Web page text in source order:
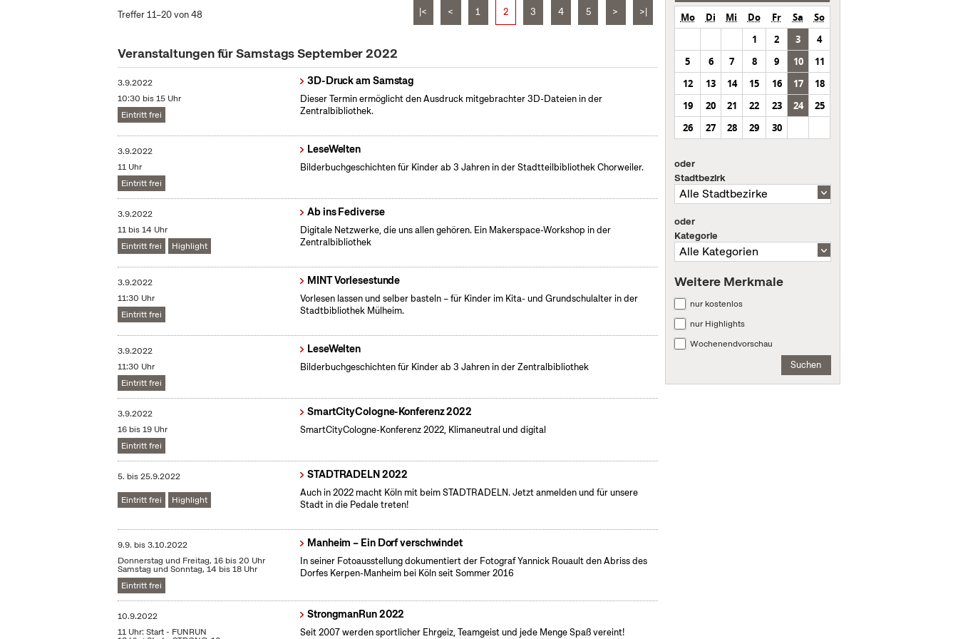
Treffer 11–20 von 48 |< < 1 2 3 4 5 > >|
Veranstaltungen für Samstags September 2022
3.9.2022
10:30 bis 15 Uhr
Eintritt frei
3D-Druck am Samstag
Dieser Termin ermöglicht den Ausdruck mitgebrachter 3D-Dateien in der
Zentralbibliothek.
3.9.2022
11 Uhr
Eintritt frei
LeseWelten
Bilderbuchgeschichten für Kinder ab 3 Jahren in der Stadtteilbibliothek Chorweiler.
3.9.2022
11 bis 14 Uhr
Eintritt frei
Highlight
Ab ins Fediverse
​Digitale Netzwerke, die uns allen gehören. Ein Makerspace-Workshop in der
Zentralbibliothek
3.9.2022
11:30 Uhr
Eintritt frei
MINT Vorlesestunde
Vorlesen lassen und selber basteln – für Kinder im Kita- und Grundschulalter in der
Stadtbibliothek Mülheim.
3.9.2022
11:30 Uhr
Eintritt frei
LeseWelten
Bilderbuchgeschichten für Kinder ab 3 Jahren in der Zentralbibliothek
3.9.2022
16 bis 19 Uhr
Eintritt frei
SmartCityCologne-Konferenz 2022
SmartCityCologne-Konferenz 2022, Klimaneutral und digital
5. bis25.9.2022
Eintritt frei Highlight
STADTRADELN 2022
Auch in 2022 macht Köln mit beim STADTRADELN. Jetzt anmelden und für unsere
Stadt in die Pedale treten!
9.9. bis3.10.2022
Donnerstag und Freitag, 16 bis 20 Uhr
Samstag und Sonntag, 14 bis 18 Uhr
Eintritt frei
Manheim – Ein Dorf verschwindet
In seiner Fotoausstellung dokumentiert der Fotograf Yannick Rouault den Abriss des
Dorfes Kerpen-Manheim bei Köln seit Sommer 2016
10.9.2022
11 Uhr: Start - FUNRUN
StrongmanRun 2022
Seit 2007 werden sportlicher Ehrgeiz, Teamgeist und jede Menge Spaß vereint!
Mo Di Mi Do Fr Sa
So
1
2 3
4
5
6 7 8 9 10
11
12
13 14 15 16 17
18
19
20 21 22 23 24
25
26
27 28 29 30
oder
Stadtbezirk
oder
Kategorie
Weitere Merkmale
nur kostenlos
nur Highlights
Wochenendvorschau
Suchen